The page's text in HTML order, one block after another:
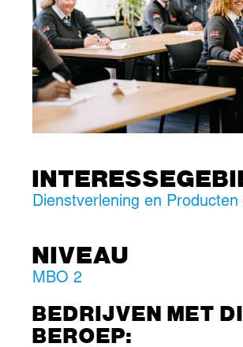
Dienstverlening en Producten
NIVEAU
MBO 2
BEDRIJVEN MET
BEROEP: